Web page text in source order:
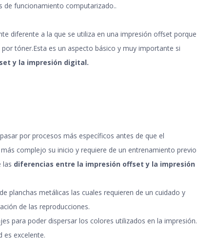
de funcionamiento computarizado..
diferente a la que se utiliza en una impresión offset porque
tóner.Esta es un aspecto básico y muy importante si
y la impresión digital.
por procesos más específicos antes de que el
complejo su inicio y requiere de un entrenamiento previo
las diferencias entre la impresión offset y la impresión
planchas metálicas las cuales requieren de un cuidado y
de las reproducciones.
para poder dispersar los colores utilizados en la impresión.
es excelente.